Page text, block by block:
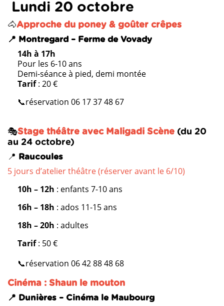
Lundi 20 octobre
🐴Approche du poney & goûter crêpes
📍 Montregard – Ferme de Vovady
14h à 17h
Pour les 6-10 ans
Demi-séance à pied, demi montée
Tarif: 20 €
📞réservation 06 17 37 48 67
🎭Stage théâtre avec Maligadi Scène (du 20
au 24 octobre)
📍 Raucoules
5 jours d’atelier théâtre (réserver avant le 6/10)
10h – 12h : enfants 7-10 ans
16h – 18h : ados 11-15 ans
18h – 20h : adultes
Tarif: 50 €
📞réservation 06 42 88 48 68
Cinéma : Shaun le mouton
📍 Dunières – Cinéma le Maubourg